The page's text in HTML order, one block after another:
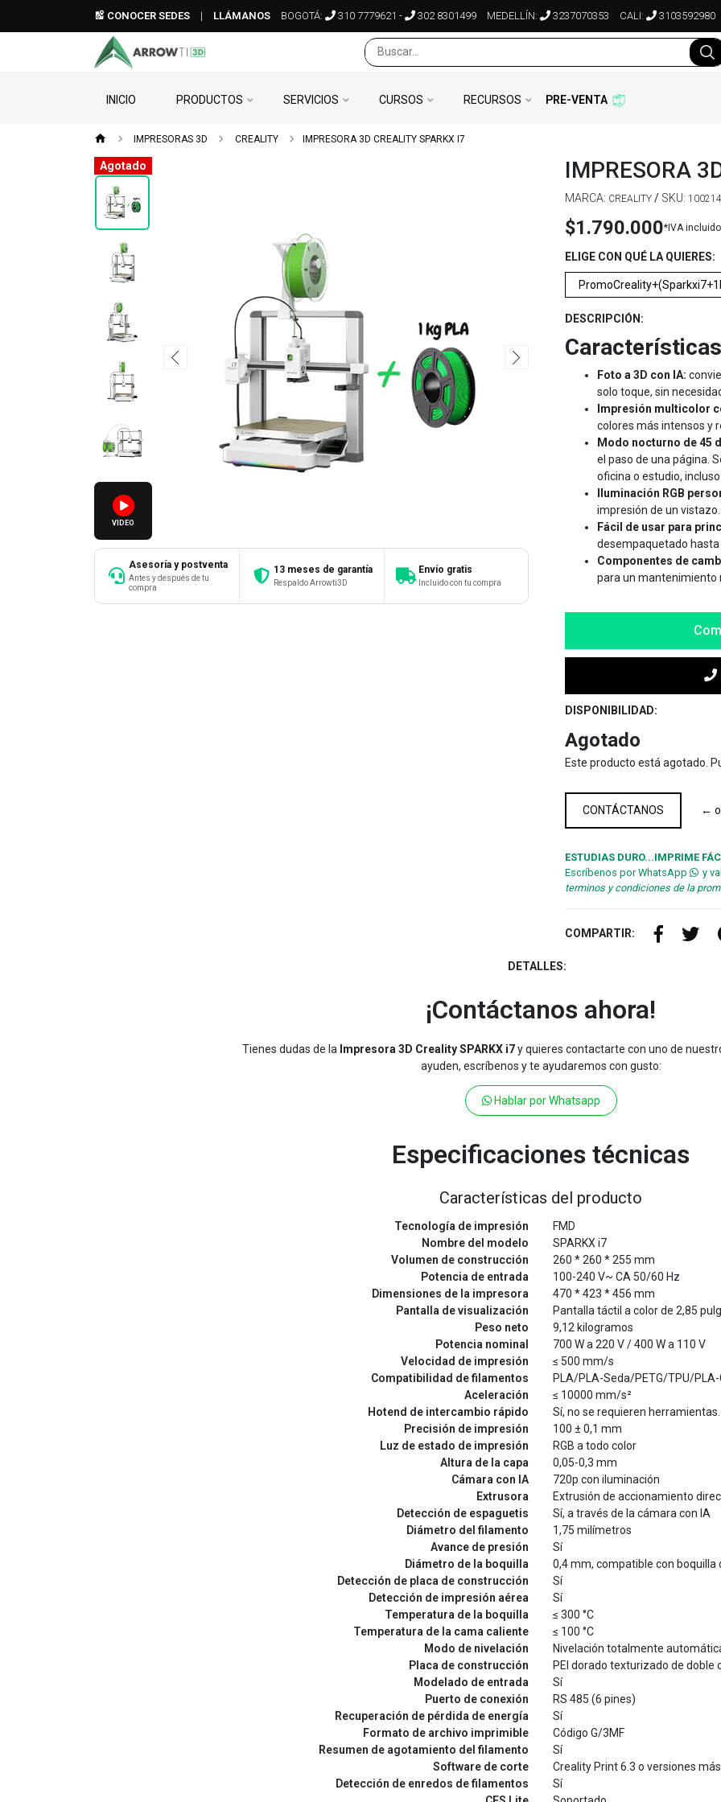
CONOCER SEDES | LLÁMANOS BOGOTÁ: 310 7779621 - 302 8301499 MEDELLÍN: 3237070353 CALI: 3103592980
INICIO PRODUCTOS SERVICIOS CURSOS RECURSOS PRE-VENTA
IMPRESORAS 3D CREALITY IMPRESORA 3D CREALITY SPARKX I7
Agotado
VIDEO
Asesoría y postventa
Antes y después de tu
compra
13 meses de garantía
Respaldo Arrowti3D
Envío gratis
Incluido con tu compra
IMPRESORA
MARCA: CREALITY / SKU:
$1.790.000*IVA incluido
ELIGE CON QUÉ LA QUIERES:
DESCRIPCIÓN:
Foto a 3D con I A:
solo toque, sin
Impresión multicolor
colores más intensos y
Modo nocturno de 45
el paso de una página.
oficina o estudio,
Iluminación RGB
impresión de un vistazo.
Fácil de usar para
desempaquetado hasta
Componentes de
para un mantenimiento
DISPONIBILIDAD:
Agotado
Este producto está agotado.
CONTÁCTANOS ←
ESTUDIAS DURO...IMPRIME
Escríbenos por WhatsApp
y
terminos y condiciones de la
COMPARTIR:
DETALLES:
¡Contáctanos ahora!
Tienes dudas de la Impresora 3D Creality SPARKX i7y quieres contactarte con uno de
ayuden, escríbenos y te ayudaremos con gusto:
Hablar por Whatsapp
Especificaciones técnicas
Características del producto
Tecnología de impresión
FMD
Nombre del modelo
SPARKX i7
Volumen de construcción
260 * 260 * 255 mm
Potencia de entrada
100-240 V~ CA 50/60 Hz
Dimensiones de la impresora
470 * 423 * 456 mm
Pantalla de visualización
Pantalla táctil a color de 2,85
Peso neto
9,12 kilogramos
Potencia nominal
700 W a 220 V / 400 W a 110 V
Velocidad de impresión
≤ 500 mm/s
Compatibilidad de filamentos
PLA/PLA-Seda/PETG/TPU/PLA-
Aceleración
≤ 10000 mm/s²
Hotend de intercambio rápido
Sí, no se requieren herramientas.
Precisión de impresión
100 ± 0,1 mm
Luz de estado de impresión
RGB a todo color
Altura de la capa
0,05-0,3 mm
Cámara con IA
720p con iluminación
Extrusora
Extrusión de accionamiento
Detección de espaguetis
Sí, a través de la cámara con IA
Diámetro del filamento
1,75 milímetros
Avance de presión
Sí
Diámetro de la boquilla
0,4 mm, compatible con boquilla
Detección de placa de construcción
Sí
Detección de impresión aérea
Sí
Temperatura de la boquilla
≤ 300 °C
Temperatura de la cama caliente
≤ 100 °C
Modo de nivelación
Nivelación totalmente
Placa de construcción
PEI dorado texturizado de doble
Modelado de entrada
Sí
Puerto de conexión
RS 485 (6 pines)
Recuperación de pérdida de energía
Sí
Formato de archivo imprimible
Código G/3MF
Resumen de agotamiento del filamento
Sí
Software de corte
Creality Print 6.3 o versiones
Detección de enredos de filamentos
Sí